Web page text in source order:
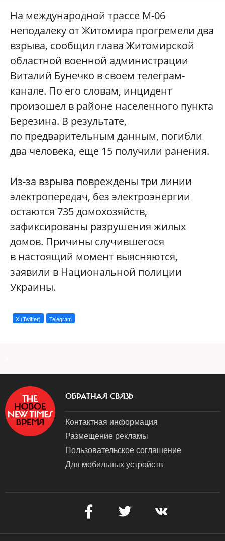
На международной трассе М-06
неподалеку от Житомира прогремели два
взрыва, сообщил глава Житомирской
областной военной администрации
Виталий Бунечко в своем телеграм-
канале. По его словам, инцидент
произошел в районе населенного пункта
Березина. В результате,
по предварительным данным, погибли
два человека, еще 15 получили ранения.
Из-за взрыва повреждены три линии
электропередач, без электроэнергии
остаются 735 домохозяйств,
зафиксированы разрушения жилых
домов. Причины случившегося
в настоящий момент выясняются,
заявили в Национальной полиции
Украины.
X (Twitter) Telegram
ОБРАТНАЯ СВЯЗЬ
Контактная информация
Размещение рекламы
Пользовательское соглашение
Для мобильных устройств